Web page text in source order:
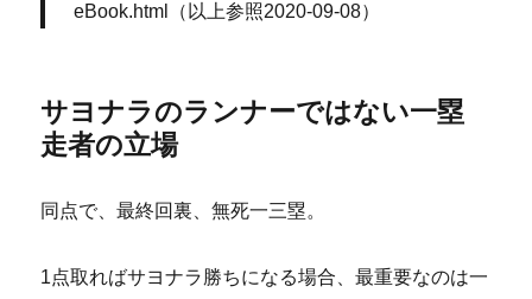
eBook.html（以上参照2020-09-08）
サヨナラのランナーではない一塁
走者の立場
同点で、最終回裏、無死一三塁。
1点取ればサヨナラ勝ちになる場合、最重要なのは一